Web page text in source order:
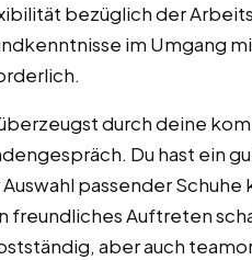
bezüglich der
im Umgang
durch deine
Du hast ein
passender
freundliches Auftreten
aber auch